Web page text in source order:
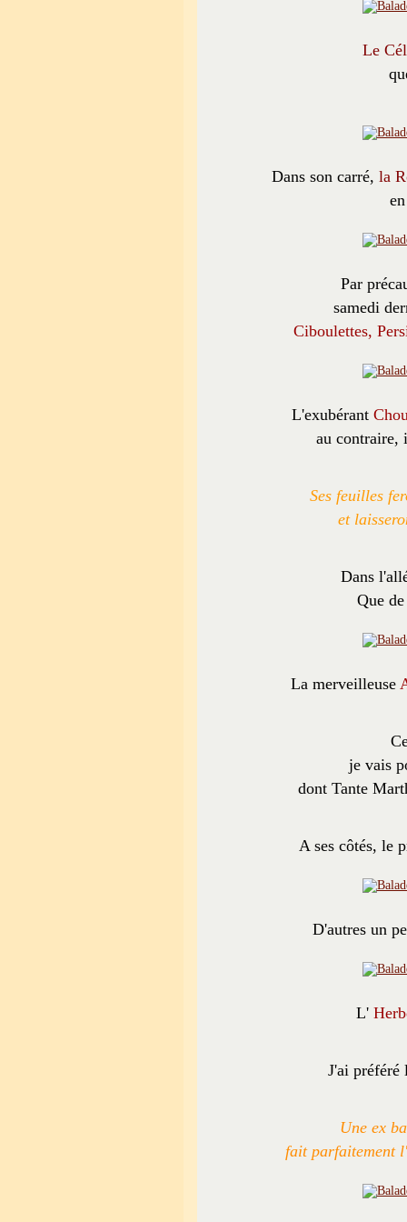
Le
Dans son carré, la
Par
samedi
Ciboulettes,
L'exubérant
au contraire,
Ses feuilles
et
Dans
Que
La merveilleuse
je vais
dont Tante
A ses côtés, le
D'autres un
L'
J'ai préféré
Une ex
fait parfaitement